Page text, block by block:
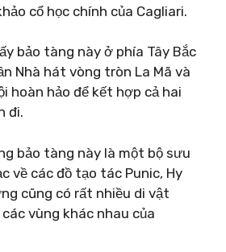
cổ học chính của Cagliari.
bảo tàng này ở phía Tây Bắc
Nhà hát vòng tròn La Mã và
hoàn hảo để kết hợp cả hai
đi.
bảo tàng này là một bộ sưu
về các đồ tạo tác Punic, Hy
cũng có rất nhiều di vật
vùng khác nhau của